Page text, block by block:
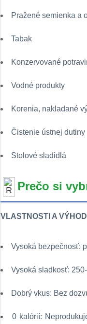
Pražené semienka a
Tabak
Konzervované
Vodné produkty
Korenia, nakladané
Čistenie ústnej dutiny
Stolové sladidlá
Prečo si
VLASTNOSTI A
Vysoká bezpečnosť:
Vysoká sladkosť:
Dobrý vkus: Bez
0 kalórií: